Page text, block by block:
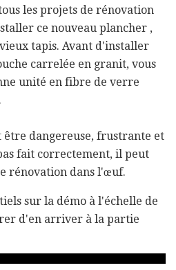
les projets de rénovation
ce nouveau plancher ,
tapis. Avant d'installer
carrelée en granit, vous
unité en fibre de verre
dangereuse, frustrante et
fait correctement, il peut
rénovation dans l'œuf.
sur la démo à l'échelle de
d'en arriver à la partie